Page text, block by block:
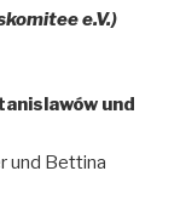
e.V.)
und
und Bettina